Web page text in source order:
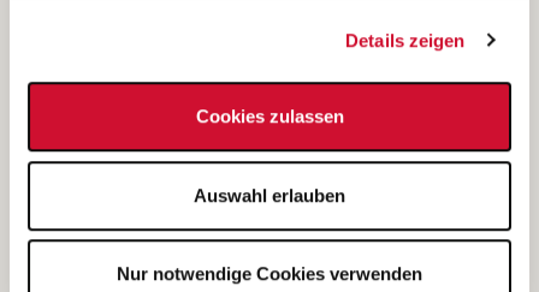
Details zeigen
Cookies zulassen
Auswahl erlauben
Nur notwendige Cookies verwenden
Bewerbung als Altenpflegehelfer*in
Bewerbung als Erzieher*in
AWO Gliederungen nach Bundesland